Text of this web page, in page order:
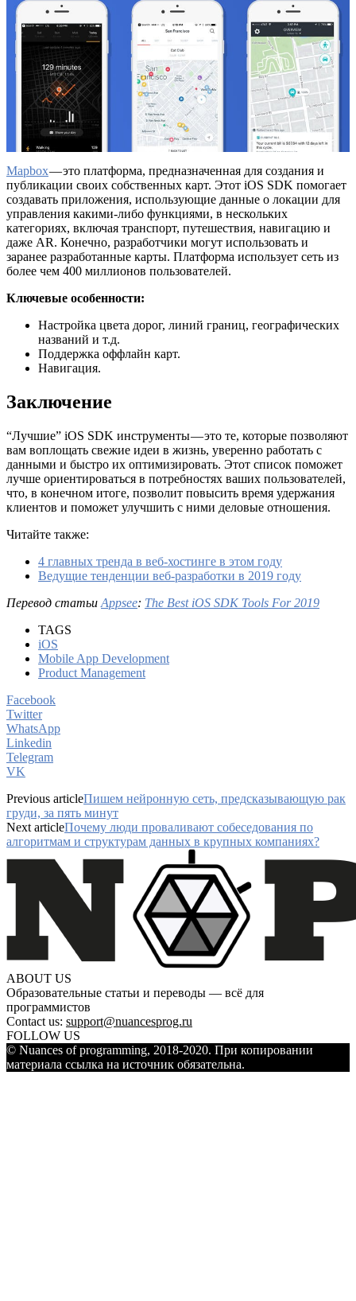
Mapbox— это платформа, предназначенная для создания и
публикации своих собственных карт. Этот iOS SDK помогает
создавать приложения, использующие данные о локации для
управления какими-либо функциями, в нескольких
категориях, включая транспорт, путешествия, навигацию и
даже AR. Конечно, разработчики могут использовать и
заранее разработанные карты. Платформа использует сеть из
более чем 400 миллионов пользователей.
Ключевые особенности:
Настройка цвета дорог, линий границ, географических
названий и т.д.
Поддержка оффлайн карт.
Навигация.
Заключение
“Лучшие” iOS SDK инструменты — это те, которые позволяют
вам воплощать свежие идеи в жизнь, уверенно работать с
данными и быстро их оптимизировать. Этот список поможет
лучше ориентироваться в потребностях ваших пользователей,
что, в конечном итоге, позволит повысить время удержания
клиентов и поможет улучшить с ними деловые отношения.
Читайте также:
4 главных тренда в веб-хостинге в этом году
Ведущие тенденции веб-разработки в 2019 году
Перевод статьи Appsee: The Best iOS SDK Tools For 2019
TAGS
iOS
Mobile App Development
Product Management
Facebook
Twitter
WhatsApp
Linkedin
Telegram
VK
Previous articleПишем нейронную сеть, предсказывающую рак
груди, за пять минут
Next articleПочему люди проваливают собеседования по
алгоритмам и структурам данных в крупных компаниях?
ABOUT US
Образовательные статьи и переводы — всё для
программистов
Contact us: support@nuancesprog.ru
FOLLOW US
© Nuances of programming, 2018-2020. При копировании
материала ссылка на источник обязательна.